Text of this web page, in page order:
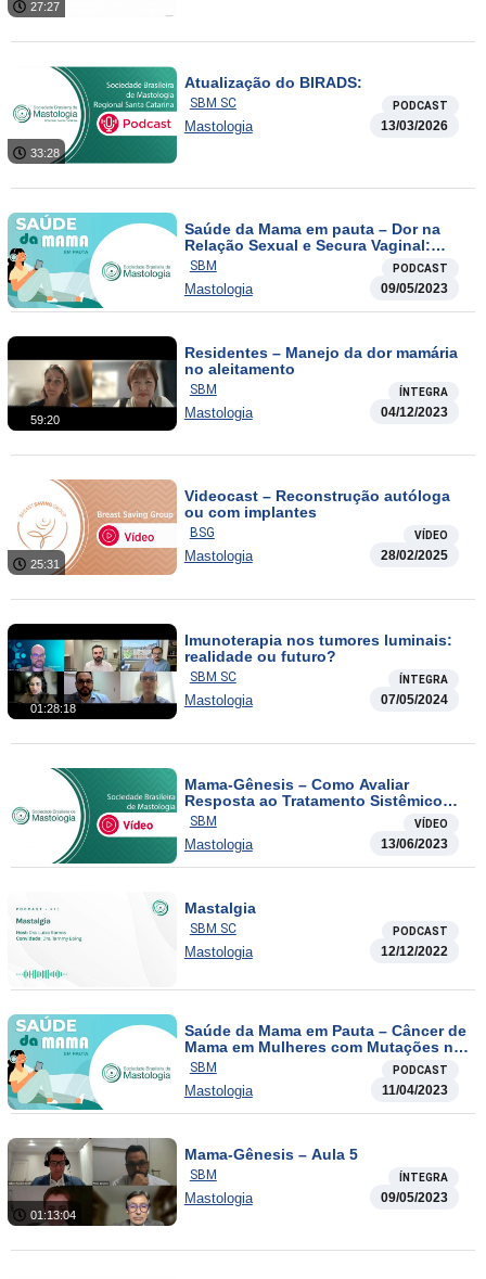
27:27
33:28
Atualização do BIRADS:
SBM SC PODCAST
Mastologia 13/03/2026
Saúde da Mama em pauta – Dor na
Relação Sexual e Secura Vaginal:
Como Melhorar?
SBM PODCAST
Mastologia 09/05/2023
59:20
Residentes – Manejo da dor mamária
no aleitamento
SBM ÍNTEGRA
Mastologia 04/12/2023
25:31
Videocast – Reconstrução autóloga
ou com implantes
BSG VÍDEO
Mastologia 28/02/2025
01:28:18
Imunoterapia nos tumores luminais:
realidade ou futuro?
SBM SC ÍNTEGRA
Mastologia 07/05/2024
Mama-Gênesis – Como Avaliar
Resposta ao Tratamento Sistêmico
Neoadjuvante
SBM VÍDEO
Mastologia 13/06/2023
Mastalgia
SBM SC PODCAST
Mastologia 12/12/2022
Saúde da Mama em Pauta – Câncer de
Mama em Mulheres com Mutações no
Genes BRCA1 e BRCA2
SBM PODCAST
Mastologia 11/04/2023
01:13:04
Mama-Gênesis – Aula 5
SBM ÍNTEGRA
Mastologia 09/05/2023